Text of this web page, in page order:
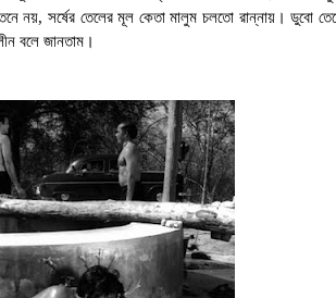
নয়, সর্ষের তেলের মূল কেতা মালুম চলতো রান্নায়।ডুবো
বলে জানতাম।